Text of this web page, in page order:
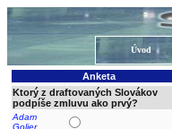
Úvod
Anketa
Ktorý z draftovaných Slovákov
podpíše zmluvu ako prvý?
Adam
Goljer